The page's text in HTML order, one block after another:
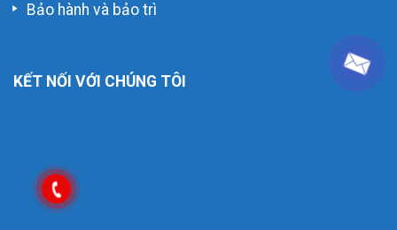
Bảo hành và bảo trì
KẾT NỐI VỚI CHÚNG TÔI